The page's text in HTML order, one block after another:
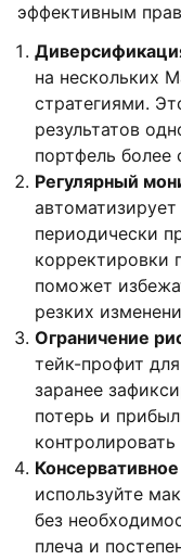
эффективным
на нескольких
стратегиями.
результатов
портфель более
Регулярный
периодически
корректировки
поможет
резких
Ограничение
тейк-профит
заранее
потерь и
используйте
без
плеча и